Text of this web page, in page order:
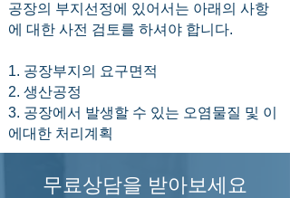
공장의 부지선정에 있어서는 아래의 사항
에 대한 사전 검토를 하셔야 합니다.
1. 공장부지의 요구면적
2. 생산공정
3. 공장에서 발생할 수 있는 오염물질 및 이
에대한 처리계획
무료상담을 받아보세요